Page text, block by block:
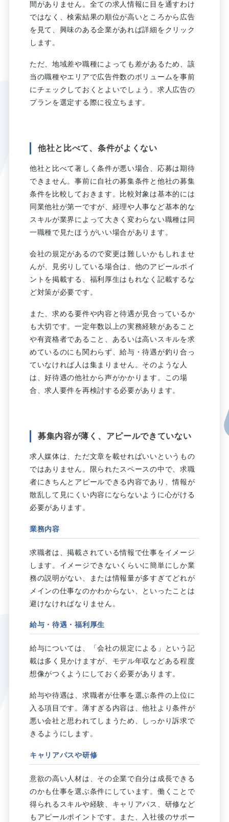
間がありません。全ての求人情報に目を通すわけ
ではなく、検索結果の順位が高いところから広告
を見て、興味のある企業があれば詳細をクリック
します。
ただ、地域差や職種によっても差があるため、該
当の職種やエリアで広告件数のボリュームを事前
にチェックしておくとよいでしょう。求人広告の
プランを選定する際に役立ちます。
他社と比べて、条件がよくない
他社と比べて著しく条件が悪い場合、応募は期待
できません。事前に自社の募集条件と他社の募集
条件を比較しておきます。比較対象は基本的には
同業他社が第一ですが、経理や人事など基本的な
スキルが業界によって大きく変わらない職種は同
一職種で見たほうがいい場合があります。
会社の規定があるので変更は難しいかもしれませ
んが、見劣りしている場合は、他のアピールポイ
ントを掲載する、福利厚生はもれなく記載するな
ど対策が必要です。
また、求める要件や内容と待遇が見合っているか
も大切です。一定年数以上の実務経験があること
や有資格者であること、あるいは高いスキルを求
めているのにも関わらず、給与・待遇が釣り合っ
ていなければ人は集まりません。そのような人
は、好待遇の他社から声がかかります。この場
合、求人要件を再検討する必要があります。
募集内容が薄く、アピールできていない
求人媒体は、ただ文章を載せればいいというもの
ではありません。限られたスペースの中で、求職
者にきちんとアピールできる内容であり、情報が
散乱して見にくい内容にならないように心がける
必要があります。
業務内容
求職者は、掲載されている情報で仕事をイメージ
します。イメージできないくらいに簡単にしか業
務の説明がない、または情報量が多すぎてどれが
メインの仕事なのかわからない、といったことは
避けなければなりません。
給与・待遇・福利厚生
給与については、「会社の規定による」という記
載は多く見かけますが、モデル年収などある程度
想像がつくようにしておく必要があります。
給与や待遇は、求職者が仕事を選ぶ条件の上位に
入る項目です。薄すぎる内容は、他社より条件が
悪い会社と思われてしまうため、しっかり訴求で
きるようにします。
キャリアパスや研修
意欲の高い人材は、その企業で自分は成長できる
のかも仕事を選ぶ条件にしています。働くことで
得られるスキルや経験、キャリアパス、研修など
もアピールポイントです。また、入社後のサポー